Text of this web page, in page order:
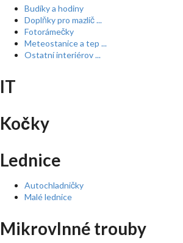
Budíky a hodiny
Doplňky pro mazlíč ...
Fotorámečky
Meteostanice a tep ...
Ostatní interiérov ...
IT
Kočky
Lednice
Autochladničky
Malé lednice
Mikrovlnné trouby